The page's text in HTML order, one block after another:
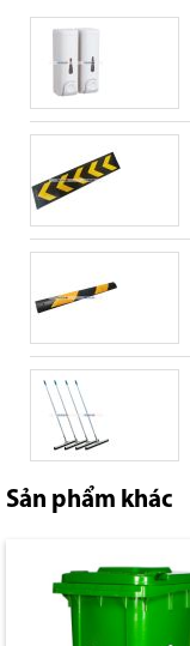
Sản phẩm khác